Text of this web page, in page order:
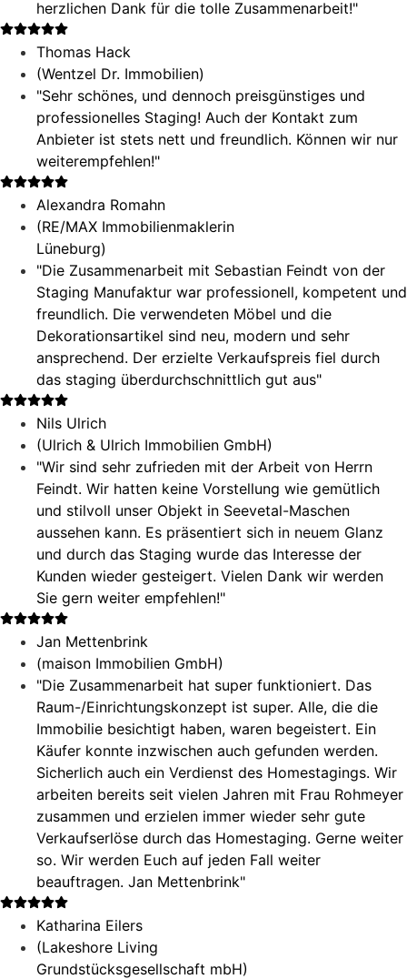
herzlichen Dank für die tolle Zusammenarbeit!"
Thomas Hack
(Wentzel Dr. Immobilien)
"Sehr schönes, und dennoch preisgünstiges und
professionelles Staging! Auch der Kontakt zum
Anbieter ist stets nett und freundlich. Können wir nur
weiterempfehlen!"
Alexandra Romahn
(RE/MAX Immobilienmaklerin
Lüneburg)
"Die Zusammenarbeit mit Sebastian Feindt von der
Staging Manufaktur war professionell, kompetent und
freundlich. Die verwendeten Möbel und die
Dekorationsartikel sind neu, modern und sehr
ansprechend. Der erzielte Verkaufspreis fiel durch
das staging überdurchschnittlich gut aus"
Nils Ulrich
(Ulrich & Ulrich Immobilien GmbH)
"Wir sind sehr zufrieden mit der Arbeit von Herrn
Feindt. Wir hatten keine Vorstellung wie gemütlich
und stilvoll unser Objekt in Seevetal-Maschen
aussehen kann. Es präsentiert sich in neuem Glanz
und durch das Staging wurde das Interesse der
Kunden wieder gesteigert. Vielen Dank wir werden
Sie gern weiter empfehlen!"
Jan Mettenbrink
(maison Immobilien GmbH)
"Die Zusammenarbeit hat super funktioniert. Das
Raum-/Einrichtungskonzept ist super. Alle, die die
Immobilie besichtigt haben, waren begeistert. Ein
Käufer konnte inzwischen auch gefunden werden.
Sicherlich auch ein Verdienst des Homestagings. Wir
arbeiten bereits seit vielen Jahren mit Frau Rohmeyer
zusammen und erzielen immer wieder sehr gute
Verkaufserlöse durch das Homestaging. Gerne weiter
so. Wir werden Euch auf jeden Fall weiter
beauftragen. Jan Mettenbrink"
Katharina Eilers
(Lakeshore Living
Grundstücksgesellschaft mbH)